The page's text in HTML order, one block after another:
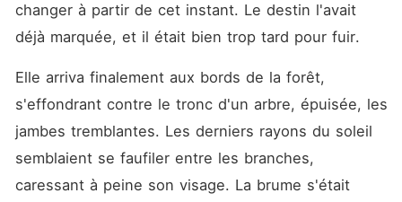
changer à partir de cet instant. Le destin l'avait
déjà marquée, et il était bien trop tard pour fuir.
Elle arriva finalement aux bords de la forêt,
s'effondrant contre le tronc d'un arbre, épuisée, les
jambes tremblantes. Les derniers rayons du soleil
semblaient se faufiler entre les branches,
caressant à peine son visage. La brume s'était